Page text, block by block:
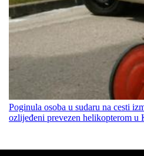
Poginula osoba u sudaru na cesti
ozlijeđeni prevezen helikopterom u